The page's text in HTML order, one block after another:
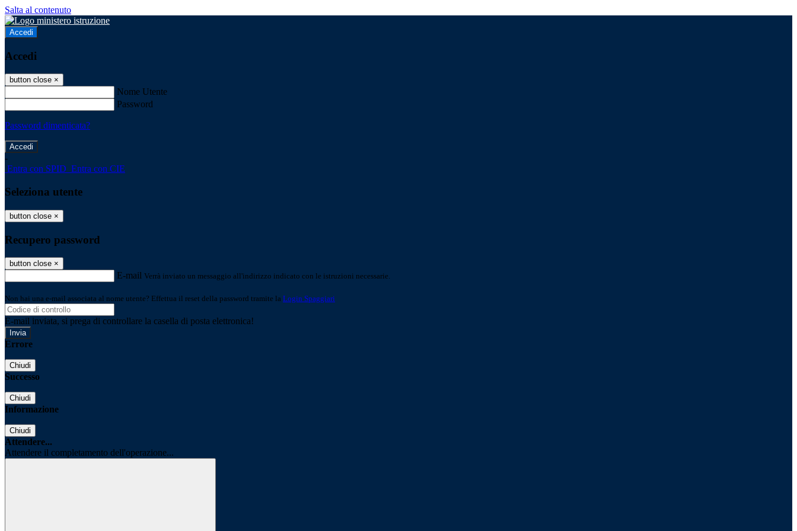
Salta al contenuto
Accedi
Accedi
button close ×
Nome Utente
Password
Password dimenticata?
-
Entra con SPID Entra con CIE
Seleziona utente
button close ×
Recupero password
button close ×
E-mail Verrà inviato un messaggio all'indirizzo indicato con le istruzioni necessarie.
Non hai una e-mail associata al nome utente? Effettua il reset della password tramite la Login Spaggiari
E-mail inviata, si prega di controllare la casella di posta elettronica!
Errore
Chiudi
Successo
Chiudi
Informazione
Chiudi
Attendere...
Attendere il completamento dell'operazione...